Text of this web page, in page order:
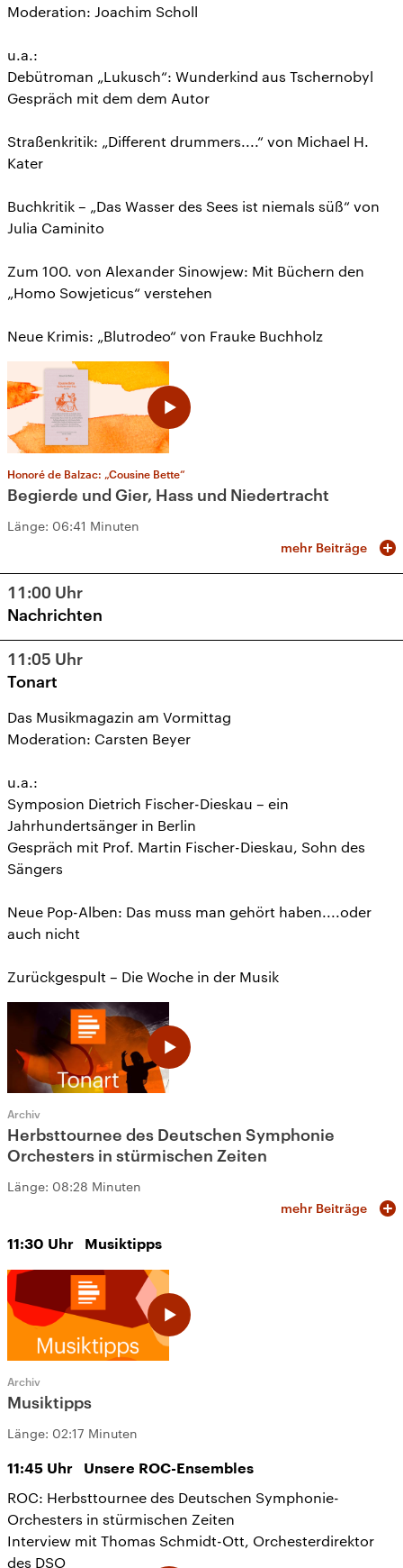
Moderation: Joachim Scholl
u.a.:
Debütroman „Lukusch“: Wunderkind aus Tschernobyl
Gespräch mit dem dem Autor
Straßenkritik: „Different drummers....“ von Michael H.
Kater
Buchkritik – „Das Wasser des Sees ist niemals süß“ von
Julia Caminito
Zum 100. von Alexander Sinowjew: Mit Büchern den
„Homo Sowjeticus“ verstehen
Neue Krimis: „Blutrodeo“ von Frauke Buchholz
Honoré de Balzac: „Cousine Bette“
Begierde und Gier, Hass und Niedertracht
Länge: 06:41 Minuten
mehr Beiträge
11:00 Uhr
Nachrichten
11:05 Uhr
Tonart
Das Musikmagazin am Vormittag
Moderation: Carsten Beyer
u.a.:
Symposion Dietrich Fischer-Dieskau – ein
Jahrhundertsänger in Berlin
Gespräch mit Prof. Martin Fischer-Dieskau, Sohn des
Sängers
Neue Pop-Alben: Das muss man gehört haben....oder
auch nicht
Zurückgespult – Die Woche in der Musik
Archiv
Herbsttournee des Deutschen Symphonie
Orchesters in stürmischen Zeiten
Länge: 08:28 Minuten
mehr Beiträge
11:30 Uhr Musiktipps
Archiv
Musiktipps
Länge: 02:17 Minuten
11:45 Uhr Unsere ROC-Ensembles
ROC: Herbsttournee des Deutschen Symphonie-
Orchesters in stürmischen Zeiten
Interview mit Thomas Schmidt-Ott, Orchesterdirektor
des DSO